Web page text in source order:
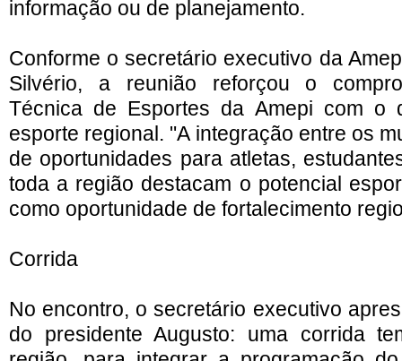
informação ou de planejamento.
Conforme o secretário executivo da
Silvério, a reunião reforçou o
Técnica de Esportes da Amepi com o
esporte regional. "A integração entre os
de oportunidades para atletas,
toda a região destacam o potencial
como oportunidade de fortalecimento
Corrida
No encontro, o secretário executivo
do presidente Augusto: uma corrida